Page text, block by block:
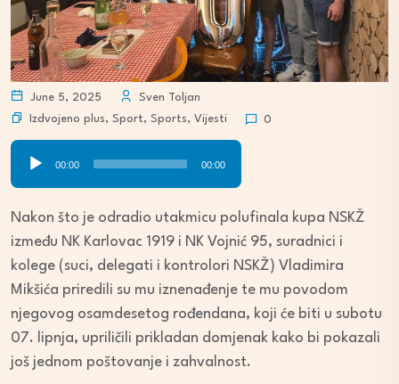
June 5, 2025
Sven Toljan
Izdvojeno plus, Sport, Sports, Vijesti 0
Audio
Player
00:00 00:00
Nakon što je odradio utakmicu polufinala kupa NSKŽ
između NK Karlovac 1919 i NK Vojnić 95, suradnici i
kolege (suci, delegati i kontrolori NSKŽ) Vladimira
Mikšića priredili su mu iznenađenje te mu povodom
njegovog osamdesetog rođendana, koji će biti u subotu
07. lipnja, upriličili prikladan domjenak kako bi pokazali
još jednom poštovanje i zahvalnost.